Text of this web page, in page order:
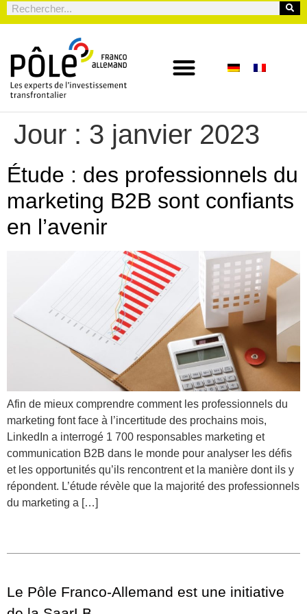
Jour : 3 janvier 2023
Étude : des professionnels du
marketing B2B sont confiants
en l’avenir
Afin de mieux comprendre comment les professionnels du
marketing font face à l’incertitude des prochains mois,
LinkedIn a interrogé 1 700 responsables marketing et
communication B2B dans le monde pour analyser les défis
et les opportunités qu’ils rencontrent et la manière dont ils y
répondent. L’étude révèle que la majorité des professionnels
du marketing a […]
Le Pôle Franco-Allemand est une initiative